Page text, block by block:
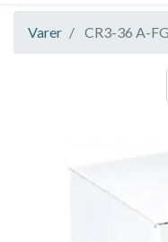
Varer CR3-36 A-